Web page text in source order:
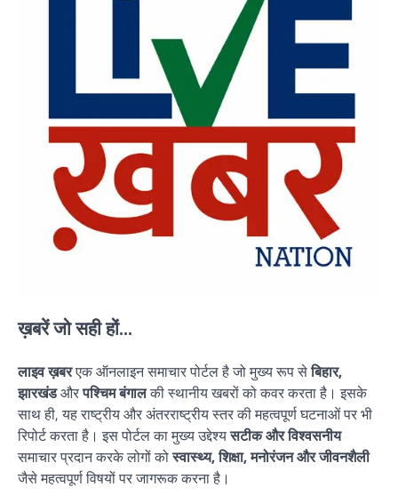
ख़बरें जो सही हों...
लाइव ख़बरएक ऑनलाइन समाचार पोर्टल है जो मुख्य रूप सेबिहार,
झारखंडऔरपश्चिम बंगालकी स्थानीय खबरों को कवर करता है। इसके
साथ ही, यह राष्ट्रीय और अंतरराष्ट्रीय स्तर की महत्वपूर्ण घटनाओं पर भी
रिपोर्ट करता है। इस पोर्टल का मुख्य उद्देश्यसटीक और विश्वसनीय
समाचार प्रदान करके लोगों कोस्वास्थ्य, शिक्षा, मनोरंजन और जीवनशैली
जैसे महत्वपूर्ण विषयों पर जागरूक करना है।